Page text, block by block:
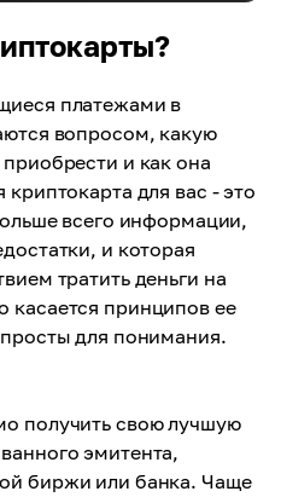
платежами в
вопросом, какую
и как она
для вас - это
всего информации,
и которая
тратить деньги на
принципов ее
для понимания.
получить свою лучшую
эмитента,
биржи или банка. Чаще